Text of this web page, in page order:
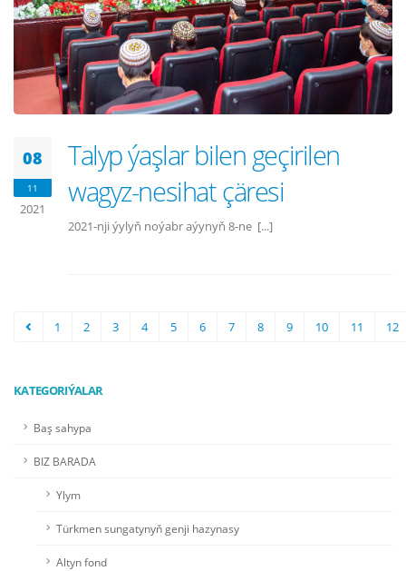
08
11
2021
Talyp ýaşlar bilen geçirilen
wagyz-nesihat çäresi
2021-nji ýylyň noýabr aýynyň 8-ne [...]
1 2 3 4 5 6 7 8 9 10 11 12
KATEGORIÝALAR
Baş sahypa
BIZ BARADA
Ylym
Türkmen sungatynyň genji hazynasy
Altyn fond